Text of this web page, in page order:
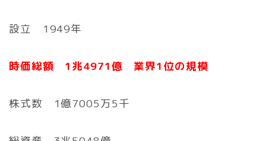
設立 1949年
時価総額 1兆4971億 業界1位の規模
株式数 1億7005万5千